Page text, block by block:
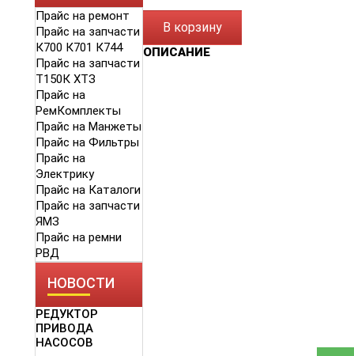
Прайс на ремонт
Прайс на запчасти
К700 К701 К744
Прайс на запчасти
Т150К ХТЗ
Прайс на
РемКомплекты
Прайс на Манжеты
Прайс на Фильтры
Прайс на
Электрику
Прайс на Каталоги
Прайс на запчасти
ЯМЗ
Прайс на ремни
РВД
НОВОСТИ
РЕДУКТОР
ПРИВОДА
НАСОСОВ
В корзину
ОПИСАНИЕ